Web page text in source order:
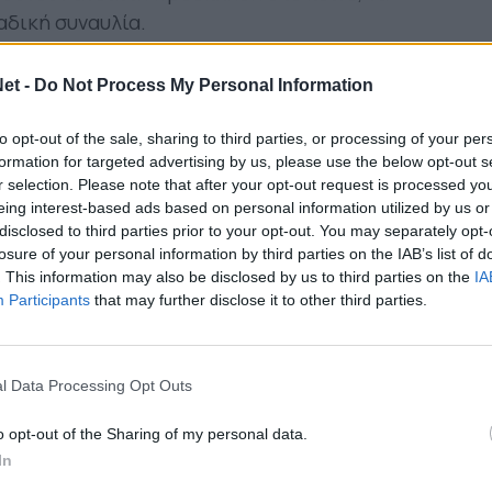
- Do Not Process My Personal Information
opt-out of the sale, sharing to third parties, or processing of your
for targeted advertising by us, please use the below opt-out
selection. Please note that after your opt-out request is processed
interest-based ads based on personal information utilized by us
to third parties prior to your opt-out. You may separately
of your personal information by third parties on the IAB’s list of
This information may also be disclosed by us to third parties on the
Participants that may further disclose it to other third parties.
Data Processing Opt Outs
opt-out of the Sharing of my personal data.
συναυλία.
Αγρίνιο με τη φωνή του σπουδαίου
που τραγουδάει στην πατρίδα του για την
τραγούδι «Ξεχασμένη Ενηλικίωση», αλλά και
πολύ σύντομα, με όλα τα αγαπημένα μας
δικά του αγαπημένα που διασκευάζει και
μέρος μιας συναυλίας-γιορτής γεμάτης με
διασκέδασης. Δημιουργεί μια σειρά από
και αληθινές μουσικές γιορτές που
και σταθεροί φίλοι και συνεργάτες του
μπάσο), Άγγελος Αγγελίδης (ηλεκτρική
Χρήστος Καλκάνης (κλαρινέτο, πλήκτρα),
Υπεύθυνοι ήχου: Σωτήρης Παπάκος,